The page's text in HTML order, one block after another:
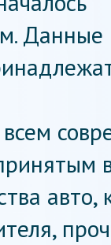
Данные
всем